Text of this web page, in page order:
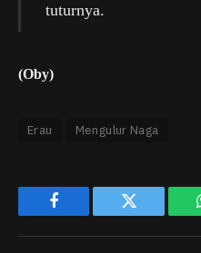
tuturnya.
(Oby)
Erau Mengulur Naga
Facebook Twitter